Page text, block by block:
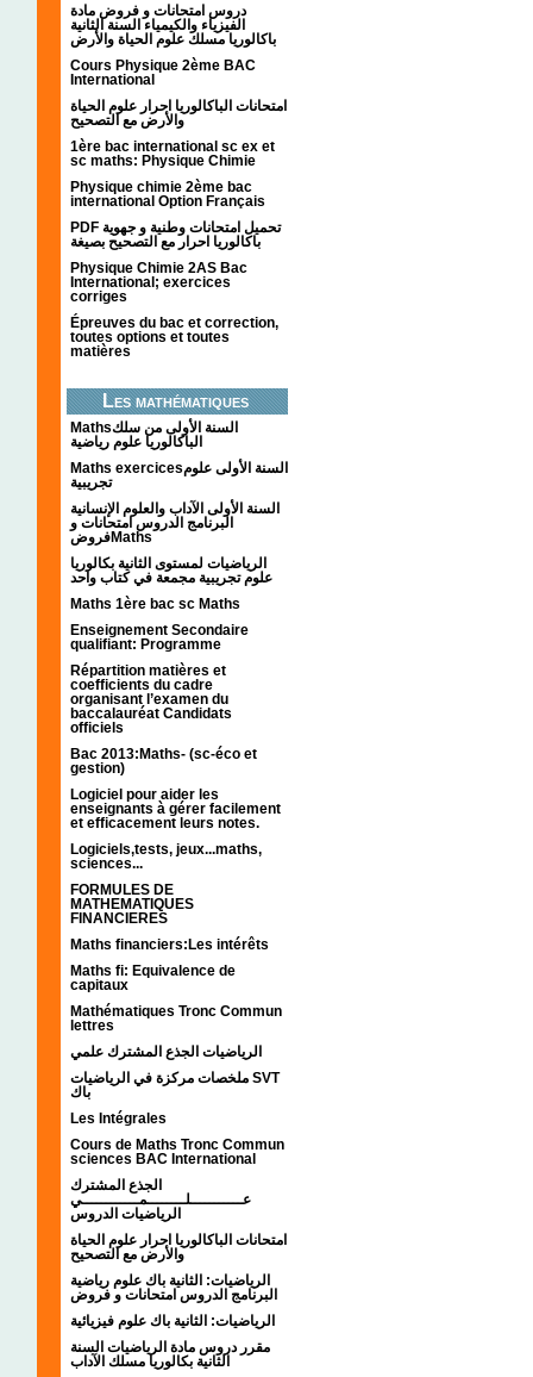
دروس امتحانات و فروض مادة
الفيزياء والكيمياء السنة الثانية
باكالوريا مسلك علوم الحياة والأرض
Cours Physique 2ème BAC
International
امتحانات الباكالوريا احرار علوم الحياة
والأرض مع التصحيح
1ère bac international sc ex et
sc maths: Physique Chimie
Physique chimie 2ème bac
international Option Français
PDF تحميل امتحانات وطنية و جهوية
باكالوريا احرار مع التصحيح بصيغة
Physique Chimie 2AS Bac
International; exercices
corriges
Épreuves du bac et correction,
toutes options et toutes
matières
Les mathématiques
Mathsالسنة الأولى من سلك
الباكالوريا علوم رياضية
Maths exercicesالسنة الأولى علوم
تجريبية
السنة الأولى الآداب والعلوم الإنسانية
البرنامج الدروس امتحانات و
فروضMaths
الرياضيات لمستوى الثانية بكالوريا
علوم تجريبية مجمعة في كتاب واحد
Maths 1ère bac sc Maths
Enseignement Secondaire
qualifiant: Programme
Répartition matières et
coefficients du cadre
organisant l’examen du
baccalauréat Candidats
officiels
Bac 2013:Maths- (sc-éco et
gestion)
Logiciel pour aider les
enseignants à gérer facilement
et efficacement leurs notes.
Logiciels,tests, jeux...maths,
sciences...
FORMULES DE
MATHEMATIQUES
FINANCIERES
Maths financiers:Les intérêts
Maths fi: Equivalence de
capitaux
Mathématiques Tronc Commun
lettres
الرياضيات الجذع المشترك علمي
ملخصات مركزة في الرياضيات SVT
باك
Les Intégrales
Cours de Maths Tronc Commun
sciences BAC International
الجذع المشترك
عـــــــــــلــــــــمــــــــــــي
الرياضيات الدروس
امتحانات الباكالوريا احرار علوم الحياة
والأرض مع التصحيح
الرياضيات: الثانية باك علوم رياضية
البرنامج الدروس امتحانات و فروض
الرياضيات: الثانية باك علوم فيزيائية
مقرر دروس مادة الرياضيات السنة
الثانية بكالوريا مسلك الآداب